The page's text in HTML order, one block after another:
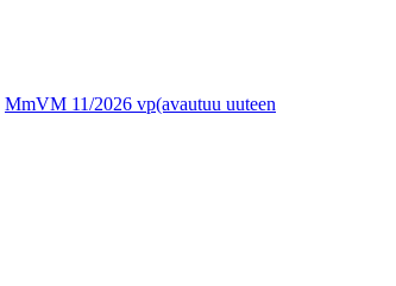
MmVM 11/2026 vp(avautuu uuteen